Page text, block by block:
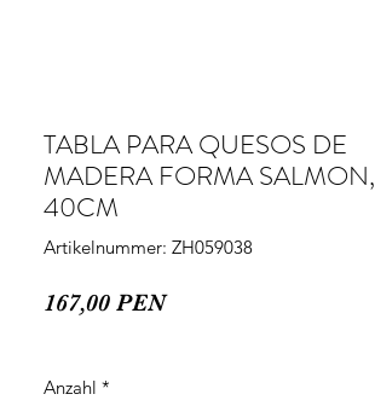
TABLA PARA QUESOS DE
MADERA FORMA SALMON,
40CM
Artikelnummer: ZH059038
167,00 PENPreis
Anzahl *